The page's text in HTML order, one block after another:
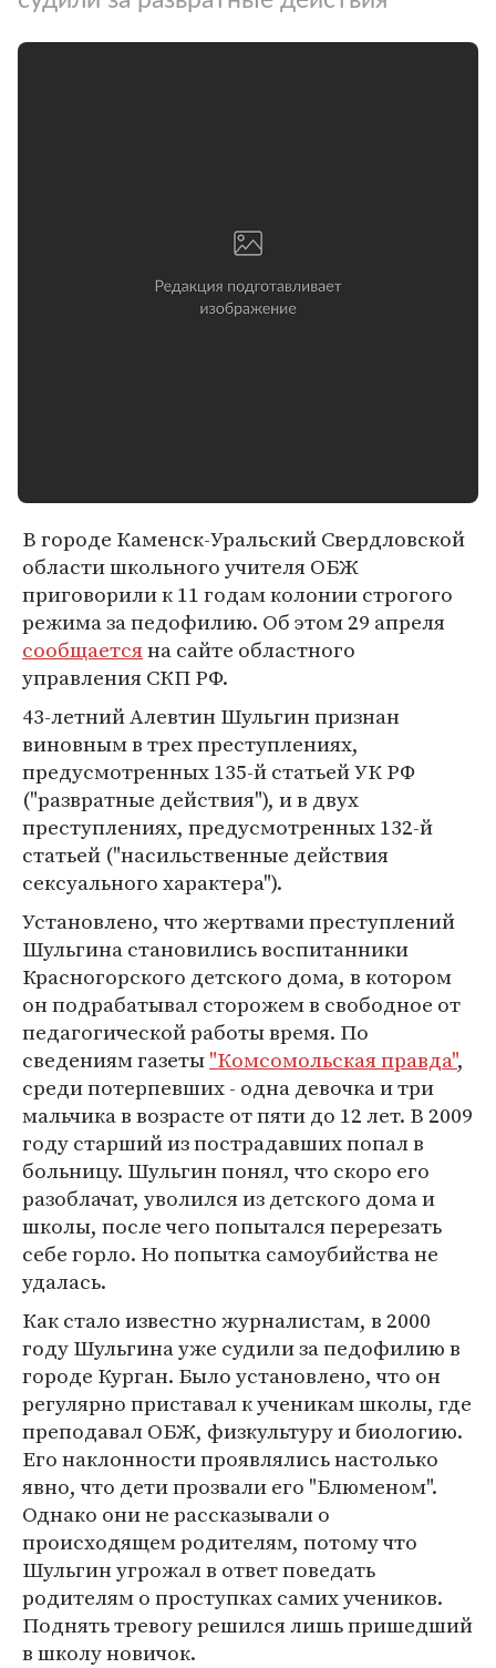
В городе Каменск-Уральский Свердловской
области школьного учителя ОБЖ
приговорили к 11 годам колонии строгого
режима за педофилию. Об этом 29 апреля
сообщаетсяна сайте областного
управления СКП РФ.
43-летний Алевтин Шульгин признан
виновным в трех преступлениях,
предусмотренных 135-й статьей УК РФ
("развратные действия"), и в двух
преступлениях, предусмотренных 132-й
статьей ("насильственные действия
сексуального характера").
Установлено, что жертвами преступлений
Шульгина становились воспитанники
Красногорского детского дома, в котором
он подрабатывал сторожем в свободное от
педагогической работы время. По
сведениям газеты"Комсомольская правда",
среди потерпевших - одна девочка и три
мальчика в возрасте от пяти до 12 лет. В 2009
году старший из пострадавших попал в
больницу. Шульгин понял, что скоро его
разоблачат, уволился из детского дома и
школы, после чего попытался перерезать
себе горло. Но попытка самоубийства не
удалась.
Как стало известно журналистам, в 2000
году Шульгина уже судили за педофилию в
городе Курган. Было установлено, что он
регулярно приставал к ученикам школы, где
преподавал ОБЖ, физкультуру и биологию.
Его наклонности проявлялись настолько
явно, что дети прозвали его "Блюменом".
Однако они не рассказывали о
происходящем родителям, потому что
Шульгин угрожал в ответ поведать
родителям о проступках самих учеников.
Поднять тревогу решился лишь пришедший
в школу новичок.